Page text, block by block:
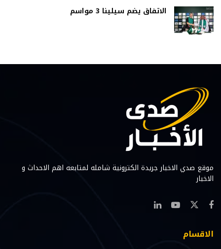
الاتفاق يضم سيلينا 3 مواسم
موقع صدي الاخبار جريدة الكترونية شامله لمتابعه اهم الاحداث و
الاخبار
الاقسام